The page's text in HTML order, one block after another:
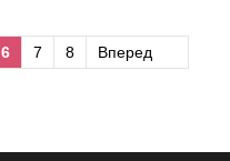
6 7 8 Вперед